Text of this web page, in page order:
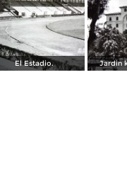
El Estadio. Jardin